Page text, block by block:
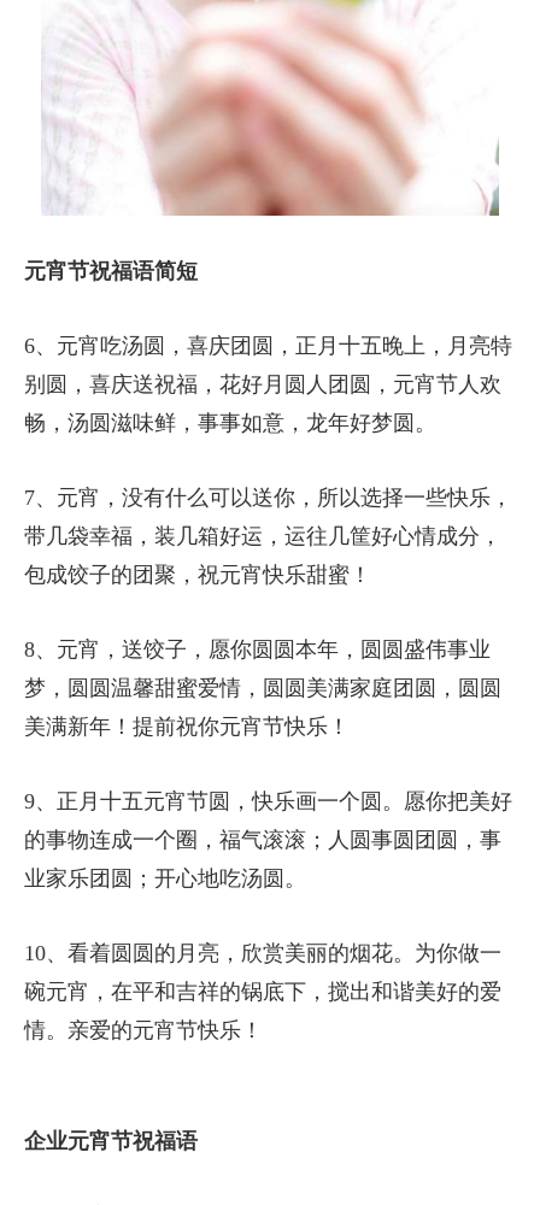
元宵节祝福语简短
6、元宵吃汤圆，喜庆团圆，正月十五晚上，月亮特
别圆，喜庆送祝福，花好月圆人团圆，元宵节人欢
畅，汤圆滋味鲜，事事如意，龙年好梦圆。
7、元宵，没有什么可以送你，所以选择一些快乐，
带几袋幸福，装几箱好运，运往几筐好心情成分，
包成饺子的团聚，祝元宵快乐甜蜜！
8、元宵，送饺子，愿你圆圆本年，圆圆盛伟事业
梦，圆圆温馨甜蜜爱情，圆圆美满家庭团圆，圆圆
美满新年！提前祝你元宵节快乐！
9、正月十五元宵节圆，快乐画一个圆。愿你把美好
的事物连成一个圈，福气滚滚；人圆事圆团圆，事
业家乐团圆；开心地吃汤圆。
10、看着圆圆的月亮，欣赏美丽的烟花。为你做一
碗元宵，在平和吉祥的锅底下，搅出和谐美好的爱
情。亲爱的元宵节快乐！